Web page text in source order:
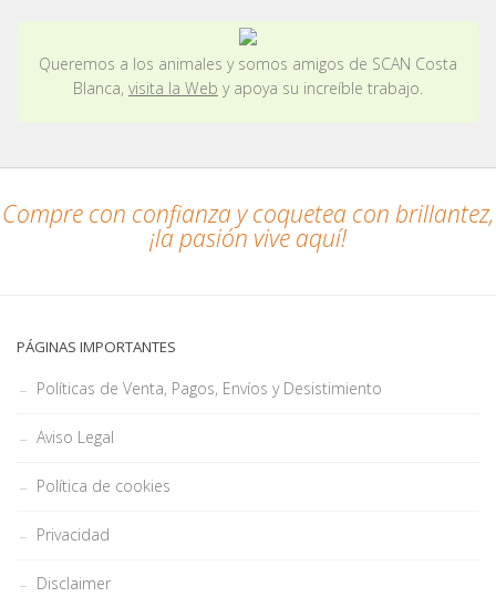
Queremos a los animales y somos amigos de SCAN Costa
Blanca, visita la Web y apoya su increíble trabajo.
Compre con confianza y coquetea con brillantez,
¡la pasión vive aquí!
PÁGINAS IMPORTANTES
Políticas de Venta, Pagos, Envíos y Desistimiento
Aviso Legal
Política de cookies
Privacidad
Disclaimer